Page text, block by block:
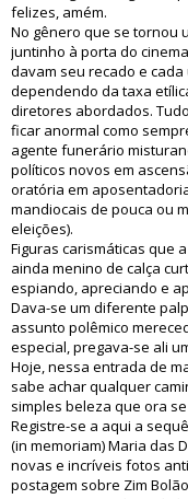
felizes, amém.
No gênero que se tornou
juntinho à porta do
davam seu recado e
dependendo da taxa
diretores abordados.
ficar anormal como
agente funerário
políticos novos em
oratória em
mandiocais de pouca ou
eleições).
Figuras carismáticas que
ainda menino de calça
espiando, apreciando e
Dava-se um diferente
assunto polêmico
especial, pregava-se ali
Hoje, nessa entrada de
sabe achar qualquer
simples beleza que ora
Registre-se a aqui a
(in memoriam) Maria das
novas e incríveis fotos
postagem sobre Zim